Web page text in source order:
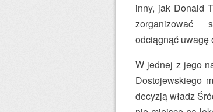
inny, jak Donald
odciągnąć uwagę
W jednej z jego
Dostojewskiego
decyzją władz